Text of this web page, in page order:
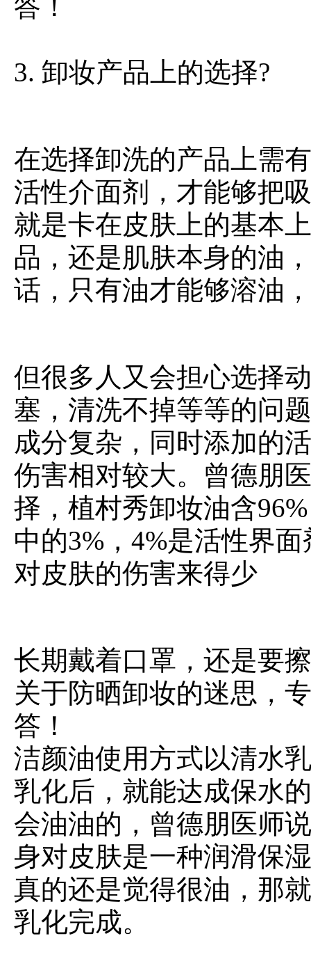
答！
3. 卸妆产品上的选择?
在选择卸洗的产品上需
活性介面剂，才能够把
就是卡在皮肤上的基本
品，还是肌肤本身的油
话，只有油才能够溶油
但很多人又会担心选择
塞，清洗不掉等等的问
成分复杂，同时添加的
伤害相对较大。曾德朋
择，植村秀卸妆油含
中的3%，4%是活性界
对皮肤的伤害来得少
长期戴着口罩，还是要
关于防晒卸妆的迷思，
答！
洁颜油使用方式以清水
乳化后，就能达成保水
会油油的，曾德朋医师
身对皮肤是一种润滑保
真的还是觉得很油，那
乳化完成。